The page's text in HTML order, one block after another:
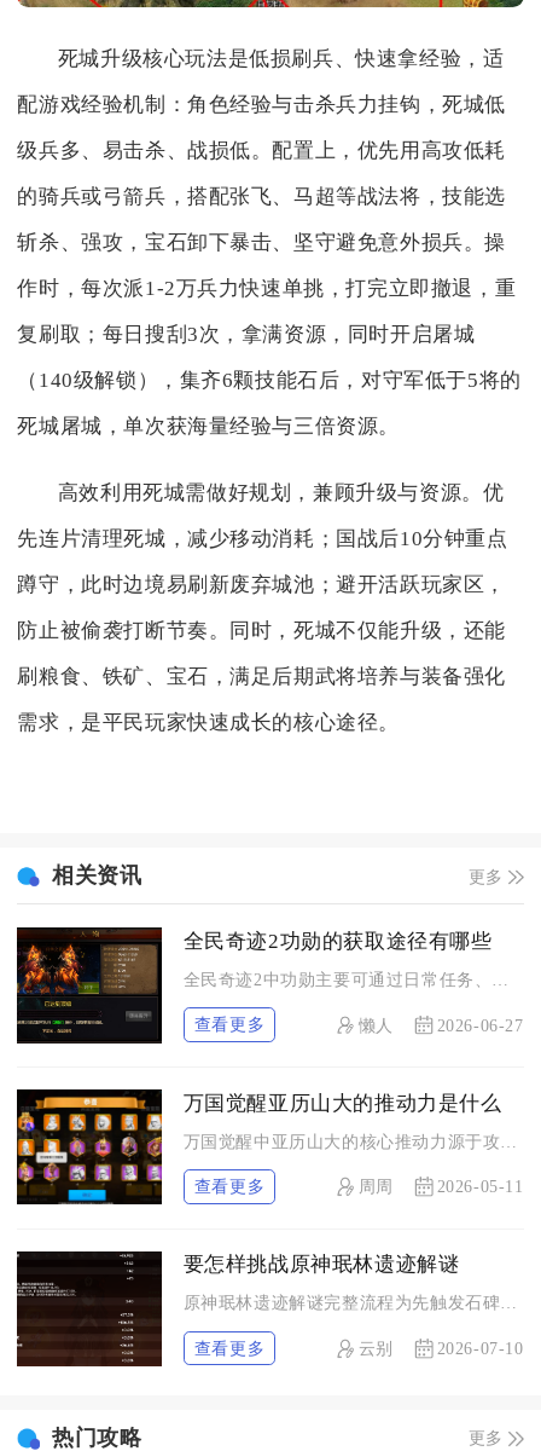
死城升级核心玩法是低损刷兵、快速拿经验，适
配游戏经验机制：角色经验与击杀兵力挂钩，死城低
级兵多、易击杀、战损低。配置上，优先用高攻低耗
的骑兵或弓箭兵，搭配张飞、马超等战法将，技能选
斩杀、强攻，宝石卸下暴击、坚守避免意外损兵。操
作时，每次派1-2万兵力快速单挑，打完立即撤退，重
复刷取；每日搜刮3次，拿满资源，同时开启屠城
（140级解锁），集齐6颗技能石后，对守军低于5将的
死城屠城，单次获海量经验与三倍资源。
高效利用死城需做好规划，兼顾升级与资源。优
先连片清理死城，减少移动消耗；国战后10分钟重点
蹲守，此时边境易刷新废弃城池；避开活跃玩家区，
防止被偷袭打断节奏。同时，死城不仅能升级，还能
刷粮食、铁矿、宝石，满足后期武将培养与装备强化
需求，是平民玩家快速成长的核心途径。
相关资讯 更多
全民奇迹2功勋的获取途径有哪些
查看更多 懒人 2026-06-27
万国觉醒亚历山大的推动力是什么
查看更多 周周 2026-05-11
要怎样挑战原神珉林遗迹解谜
原神珉林遗迹解谜完整流程为先触发石碑任务，分三处方位收集光锥...
查看更多 云别 2026-07-10
热门攻略 更多